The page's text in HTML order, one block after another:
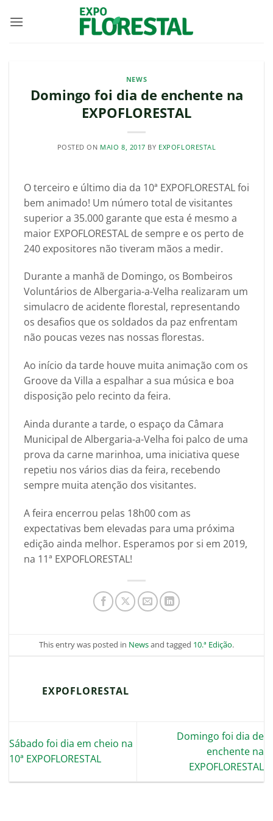
NEWS
Domingo foi dia de enchente na
EXPOFLORESTAL
POSTED ON MAIO 8, 2017 BY EXPOFLORESTAL
O terceiro e último dia da 10ª EXPOFLORESTAL foi
bem animado! Um número total de visitantes
superior a 35.000 garante que esta é mesmo a
maior EXPOFLORESTAL de sempre e os perto de
240 expositores não tiveram mãos a medir.
Durante a manhã de Domingo, os Bombeiros
Voluntários de Albergaria-a-Velha realizaram um
simulacro de acidente florestal, representando
os desafios que os soldados da paz enfrentam
não poucas vezes nas nossas florestas.
Ao início da tarde houve muita animação com os
Groove da Villa a espalhar a sua música e boa
disposição pelo recinto da feira.
Ainda durante a tarde, o espaço da Câmara
Municipal de Albergaria-a-Velha foi palco de uma
prova da carne marinhoa, uma iniciativa quese
repetiu nos vários dias da feira, recebendo
sempre muita atenção dos visitantes.
A feira encerrou pelas 18h00 com as
expectativas bem elevadas para uma próxima
edição ainda melhor. Esperamos por si em 2019,
na 11ª EXPOFLORESTAL!
This entry was posted in Newsand tagged 10.ª Edição.
EXPOFLORESTAL
Sábado foi dia em cheio na
10ª EXPOFLORESTAL
Domingo foi dia de
enchente na
EXPOFLORESTAL